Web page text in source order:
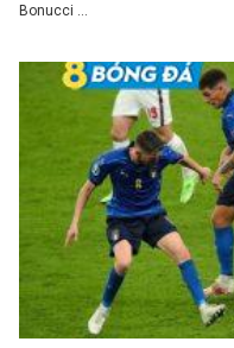
Bonucci ...